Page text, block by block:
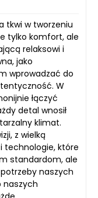
tkwi w tworzeniu
tylko komfort, ale
relaksowi i
jako
wprowadzać do
W
łączyć
detal wnosił
klimat.
z wielką
technologie, które
standardom, ale
naszych
naszych